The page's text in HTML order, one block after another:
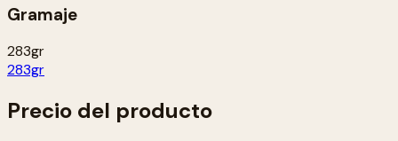
Gramaje
283gr
283gr
Precio del producto